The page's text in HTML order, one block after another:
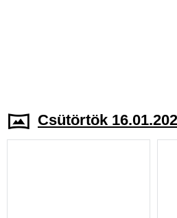
Csütörtök